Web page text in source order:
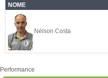
NOME
Nélson Costa
Performance